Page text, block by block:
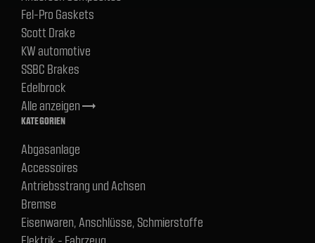
Fel-Pro Gaskets
Scott Drake
KW automotive
SSBC Brakes
Edelbrock
Alle anzeigentrending_flat
KATEGORIEN
Abgasanlage
Accessoires
Antriebsstrang und Achsen
Bremse
Eisenwaren, Anschlüsse, Schmierstoffe